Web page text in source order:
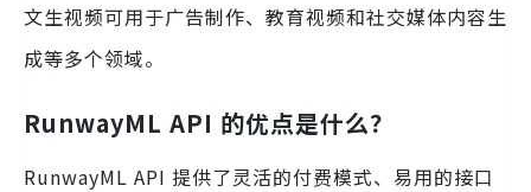
文生视频可用于广告制作、教育视频和社交媒体内容生
成等多个领域。
RunwayML API 的优点是什么？
RunwayML API 提供了灵活的付费模式、易用的接口